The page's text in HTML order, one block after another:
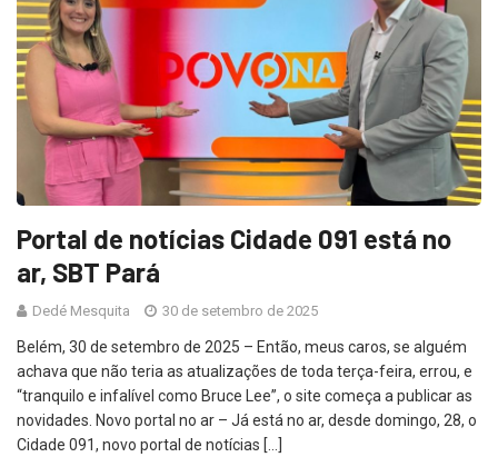
Portal de notícias Cidade 091 está no
ar, SBT Pará
Dedé Mesquita 30 de setembro de 2025
Belém, 30 de setembro de 2025 – Então, meus caros, se alguém
achava que não teria as atualizações de toda terça-feira, errou, e
“tranquilo e infalível como Bruce Lee”, o site começa a publicar as
novidades. Novo portal no ar – Já está no ar, desde domingo, 28, o
Cidade 091, novo portal de notícias […]